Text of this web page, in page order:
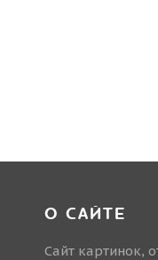
О САЙТЕ
Сайт картинок,